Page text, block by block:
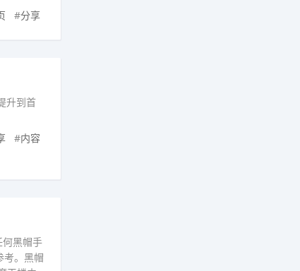
#分享
升到首
#内容
黑帽手
考。黑帽